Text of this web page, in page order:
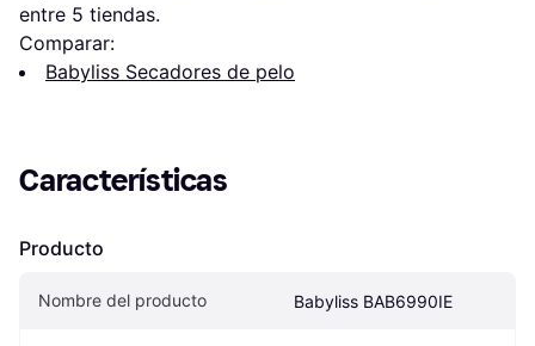
entre 5 tiendas.
Comparar:
Babyliss Secadores de pelo
Características
Producto
Nombre del producto Babyliss BAB6990IE